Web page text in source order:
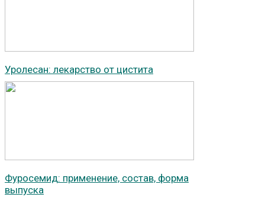
Уролесан: лекарство от цистита
Фуросемид: применение, состав, форма
выпуска